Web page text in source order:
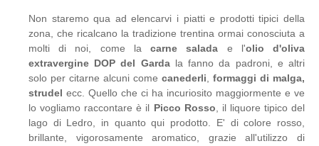
Non staremo qua ad elencarvi i piatti e prodotti tipici della
zona, che ricalcano la tradizione trentina ormai conosciuta a
molti di noi, come lacarne salada e l'olio d'oliva
extravergine DOP del Gardala fanno da padroni, e altri
solo per citarne alcuni come canederli
formaggi di malga,
strudel ecc. Quello che ci ha incuriosito maggiormente e ve
lo vogliamo raccontare è il Picco Rosso , il liquore tipico del
lago di Ledro, in quanto qui prodotto. E' di colore rosso,
brillante, vigorosamente aromatico, grazie all'utilizzo di